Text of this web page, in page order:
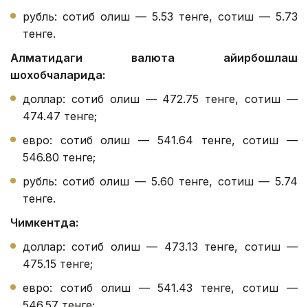
рубль: сотиб олиш — 5.53 тенге, сотиш — 5.73
тенге.
Алматидаги валюта айирбошлаш
шохобчаларида:
доллар: сотиб олиш — 472.75 тенге, сотиш —
474.47 тенге;
евро: сотиб олиш — 541.64 тенге, сотиш —
546.80 тенге;
рубль: сотиб олиш — 5.60 тенге, сотиш — 5.74
тенге.
Чимкентда:
доллар: сотиб олиш — 473.13 тенге, сотиш —
475.15 тенге;
евро: сотиб олиш — 541.43 тенге, сотиш —